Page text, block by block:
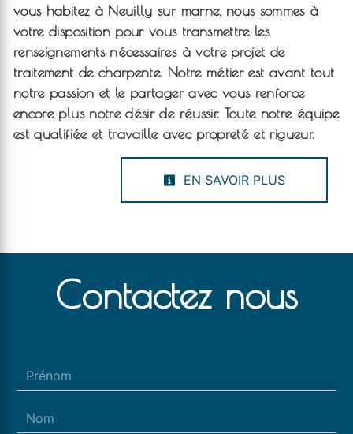
vous habitez à Neuilly sur marne, nous sommes à
votre disposition pour vous transmettre les
renseignements nécessaires à votre projet de
traitement de charpente. Notre métier est avant tout
notre passion et le partager avec vous renforce
encore plus notre désir de réussir. Toute notre équipe
est qualifiée et travaille avec propreté et rigueur.
EN SAVOIR PLUS
Contactez nous